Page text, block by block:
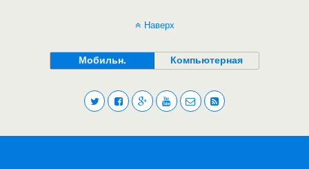
Наверх
Мобильн. Компьютерная